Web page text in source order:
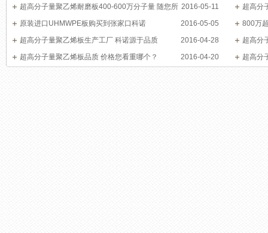
2016-05-11
超高分子量聚乙烯耐磨板400-600万分子量 随您所
选
超高分
2016-05-05
原装进口UHMWPE板购买到张家口科诺
800万
2016-04-28
超高分子量聚乙烯板生产工厂 科诺源于品质
超高分
2016-04-20
超高分子量聚乙烯板品质 价格您看重哪个？ 超高分